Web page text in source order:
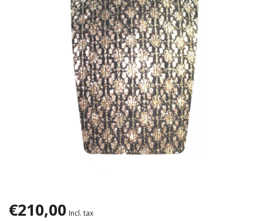
€210,00 Incl. tax